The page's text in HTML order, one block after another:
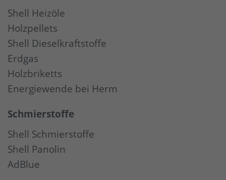
Shell Heizöle
Holzpellets
Shell Dieselkraftstoffe
Erdgas
Holzbriketts
Energiewende bei Herm
Schmierstoffe
Shell Schmierstoffe
Shell Panolin
AdBlue